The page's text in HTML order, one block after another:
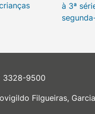
à 3ª
3328-9500
Filgueiras,